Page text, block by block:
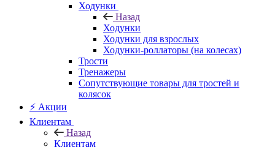
Ходунки
Назад
Ходунки
Ходунки для взрослых
Ходунки-роллаторы (на колесах)
Трости
Тренажеры
Сопутствующие товары для тростей и
колясок
⚡ Акции
Клиентам
Назад
Клиентам